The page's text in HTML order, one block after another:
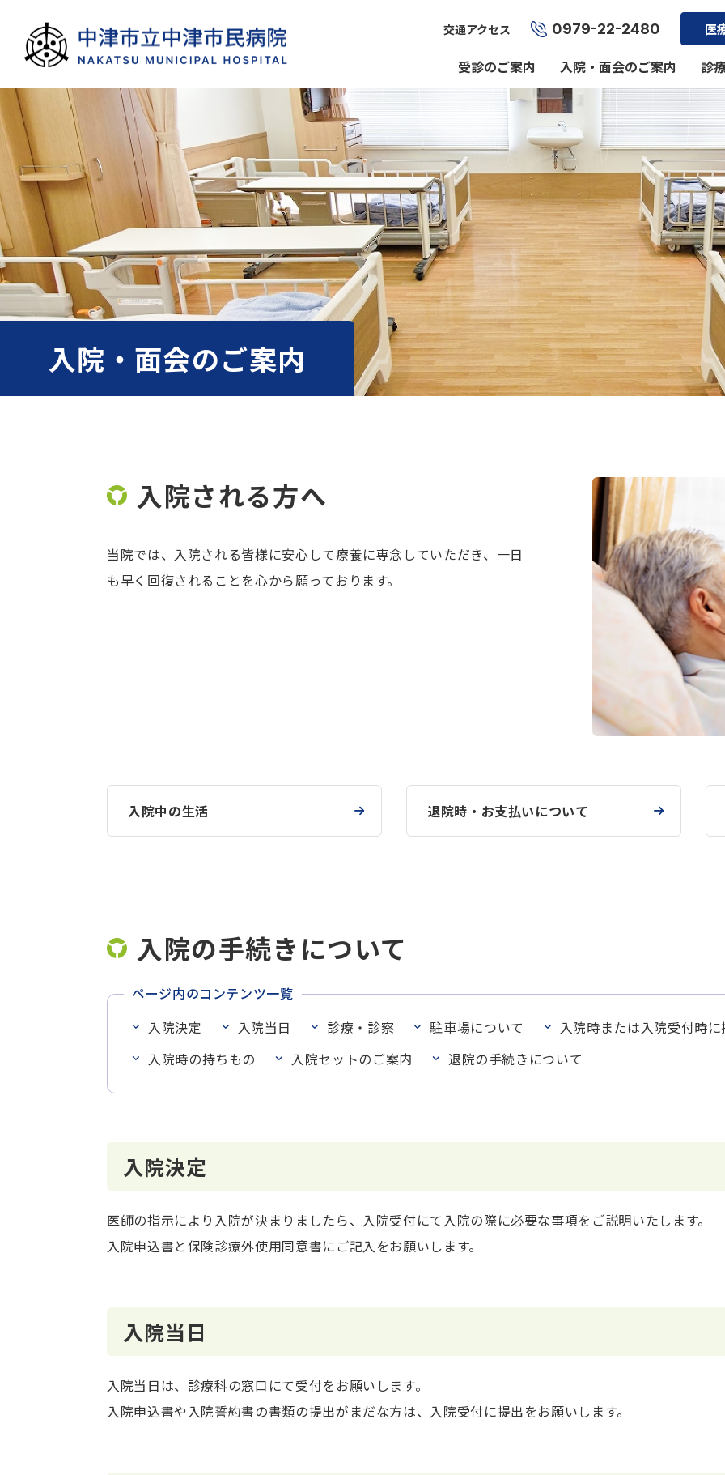
交通アクセス 0979-22-2480 医
受診のご案内 入院・面会のご案内 診
入院・面会のご案内
入院される方へ
当院では、入院される皆様に安心して療養に専念していただき、一日
も早く回復されることを心から願っております。
入院中の生活 退院時・お支払いについて
入院の手続きについて
ページ内のコンテンツ一覧
入院決定
入院当日 診療・診察 駐車場について
入院時または入院受付時
入院時の持ちもの
入院セットのご案内 退院の手続きについて
入院決定
医師の指示により入院が決まりましたら、入院受付にて入院の際に必要な事項をご説明いたします。
入院申込書と保険診療外使用同意書にご記入をお願いします。
入院当日
入院当日は、診療科の窓口にて受付をお願いします。
入院申込書や入院誓約書の書類の提出がまだな方は、入院受付に提出をお願いします。